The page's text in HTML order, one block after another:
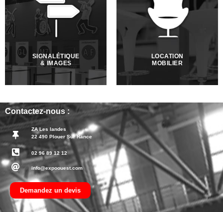
SIGNALÉTIQUE
& IMAGES
En savoir +
LOCATION
MOBILIER
En savoir +
Contactez-nous :
ZA Les landes
22 490 Plouer Sur Rance
02 96 89 12 12
info@expoouest.com
Demandez un devis